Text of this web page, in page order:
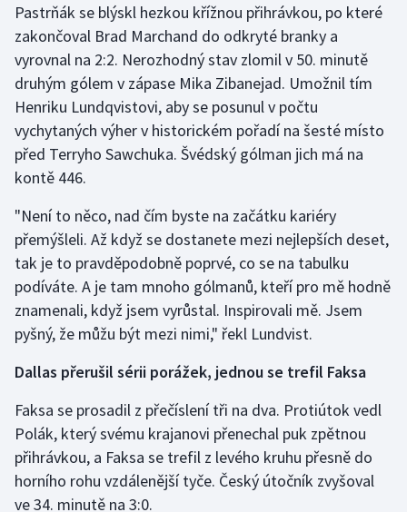
Rychlostní kanoistika
Short track
Sportovní střelba
Stolní tenis
Veslování
Vodní slalom
Volejbal
Ostatní
Pastrňák se blýskl hezkou křížnou přihrávkou, po které
zakončoval Brad Marchand do odkryté branky a
vyrovnal na 2:2. Nerozhodný stav zlomil v 50. minutě
druhým gólem v zápase Mika Zibanejad. Umožnil tím
Henriku Lundqvistovi, aby se posunul v počtu
vychytaných výher v historickém pořadí na šesté místo
před Terryho Sawchuka. Švédský gólman jich má na
kontě 446.
"Není to něco, nad čím byste na začátku kariéry
přemýšleli. Až když se dostanete mezi nejlepších deset,
tak je to pravděpodobně poprvé, co se na tabulku
podíváte. A je tam mnoho gólmanů, kteří pro mě hodně
znamenali, když jsem vyrůstal. Inspirovali mě. Jsem
pyšný, že můžu být mezi nimi," řekl Lundvist.
Dallas přerušil sérii porážek, jednou se trefil Faksa
Faksa se prosadil z přečíslení tři na dva. Protiútok vedl
Polák, který svému krajanovi přenechal puk zpětnou
přihrávkou, a Faksa se trefil z levého kruhu přesně do
horního rohu vzdálenější tyče. Český útočník zvyšoval
ve 34. minutě na 3:0.